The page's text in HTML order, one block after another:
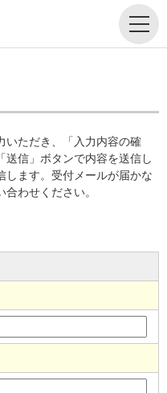
いただき、「入力内容の確
送信」ボタンで内容を送信し
します。受付メールが届かな
わせください。